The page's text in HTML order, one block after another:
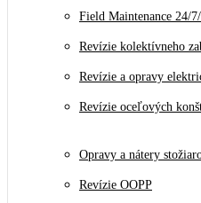
Field Maintenance 24/
Revízie kolektívneho
Revízie a opravy
Revízie oceľových
Opravy a nátery
Revízie OOPP